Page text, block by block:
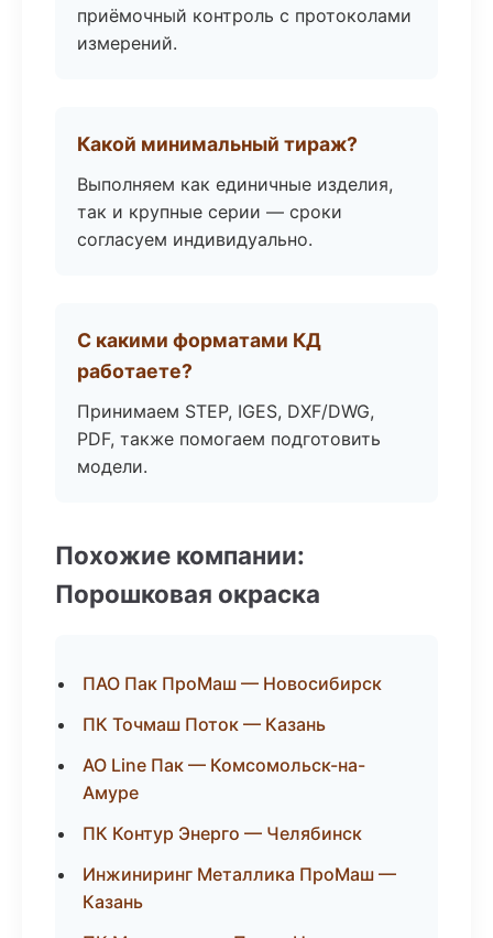
приёмочный контроль с протоколами
измерений.
Какой минимальный тираж?
Выполняем как единичные изделия,
так и крупные серии — сроки
согласуем индивидуально.
С какими форматами КД
работаете?
Принимаем STEP, IGES, DXF/DWG,
PDF, также помогаем подготовить
модели.
Похожие компании:
Порошковая окраска
ПАО Пак ПроМаш — Новосибирск
ПК Точмаш Поток — Казань
АО Line Пак — Комсомольск-на-
Амуре
ПК Контур Энерго — Челябинск
Инжиниринг Металлика ПроМаш —
Казань